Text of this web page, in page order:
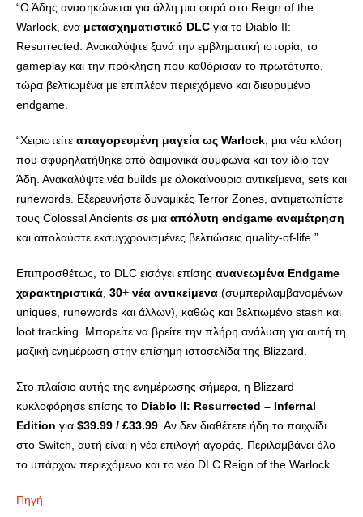
“Ο Άδης ανασηκώνεται για άλλη μια φορά στο Reign of the
Warlock, ένα μετασχηματιστικό DLC για το Diablo II:
Resurrected. Ανακαλύψτε ξανά την εμβληματική ιστορία, το
gameplay και την πρόκληση που καθόρισαν το πρωτότυπο,
τώρα βελτιωμένα με επιπλέον περιεχόμενο και διευρυμένο
endgame.
“Χειριστείτε απαγορευμένη μαγεία ως Warlock , μια νέα κλάση
που σφυρηλατήθηκε από δαιμονικά σύμφωνα και τον ίδιο τον
Άδη. Ανακαλύψτε νέα builds με ολοκαίνουρια αντικείμενα, sets και
runewords. Εξερευνήστε δυναμικές Terror Zones, αντιμετωπίστε
τους Colossal Ancients σε μια απόλυτη endgame αναμέτρηση
και απολαύστε εκσυγχρονισμένες βελτιώσεις quality-of-life.”
Επιπροσθέτως, το DLC εισάγει επίσης ανανεωμένα Endgame
χαρακτηριστικά 30+ νέα αντικείμενα (συμπεριλαμβανομένων
uniques, runewords και άλλων), καθώς και βελτιωμένο stash και
loot tracking. Μπορείτε να βρείτε την πλήρη ανάλυση για αυτή τη
μαζική ενημέρωση στην επίσημη ιστοσελίδα της Blizzard.
Στο πλαίσιο αυτής της ενημέρωσης σήμερα, η Blizzard
κυκλοφόρησε επίσης το Diablo II: Resurrected – Infernal
Edition για $39.99 / £33.99 . Αν δεν διαθέτετε ήδη το παιχνίδι
στο Switch, αυτή είναι η νέα επιλογή αγοράς. Περιλαμβάνει όλο
το υπάρχον περιεχόμενο και το νέο DLC Reign of the Warlock.
Πηγή